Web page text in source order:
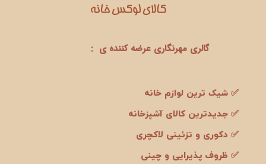
گالری مهرنگاری عرضه کننده ی :
✅ شیک ترین لوازم خانه
✅ جدیدترین کالای آشپزخانه
✅ دکوری و تزئینی لاکچری
✅ ظروف پذیرایی و چینی